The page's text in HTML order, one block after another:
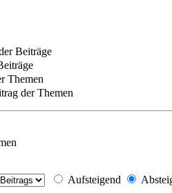
Beiträge
Themen
der Themen
Aufsteigend